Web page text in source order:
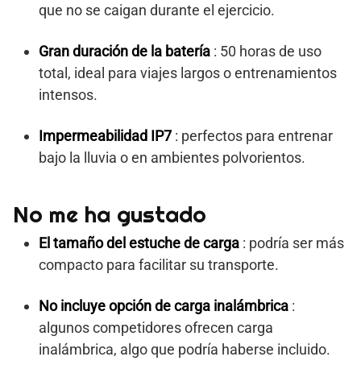
que no se caigan durante el ejercicio.
Gran duración de la batería : 50 horas de uso
total, ideal para viajes largos o entrenamientos
intensos.
Impermeabilidad IP7 : perfectos para entrenar
bajo la lluvia o en ambientes polvorientos.
No me ha gustado
El tamaño del estuche de carga : podría ser más
compacto para facilitar su transporte.
No incluye opción de carga inalámbrica :
algunos competidores ofrecen carga
inalámbrica, algo que podría haberse incluido.